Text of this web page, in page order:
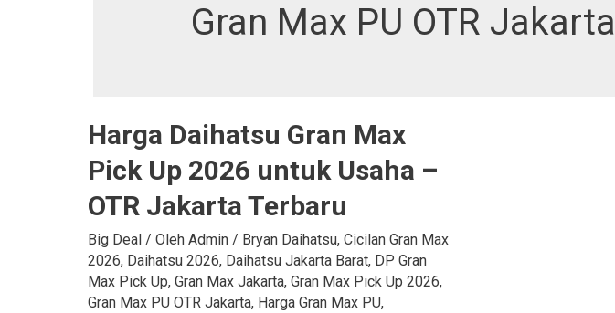
Gran Max PU OTR Jakarta
Harga Daihatsu Gran Max
Pick Up 2026 untuk Usaha –
OTR Jakarta Terbaru
Big Deal / Oleh Admin / Bryan Daihatsu, Cicilan Gran Max
2026, Daihatsu 2026, Daihatsu Jakarta Barat, DP Gran
Max Pick Up, Gran Max Jakarta, Gran Max Pick Up 2026,
Gran Max PU OTR Jakarta, Harga Gran Max PU,